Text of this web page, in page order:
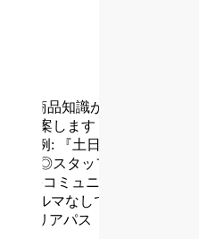
、商品知識がない方でも安
を考案します
！
例: 『土日限定の買取額
す
◎スタッフのモチベー
とのコミュニケーションを
人ノルマなしで店舗全体で
キャリアパス